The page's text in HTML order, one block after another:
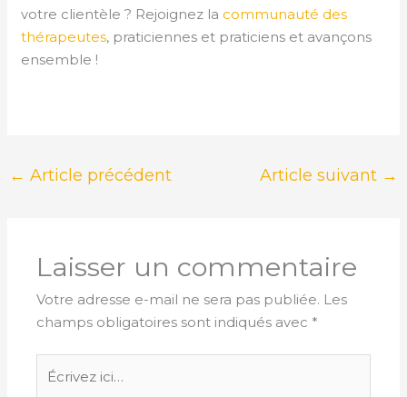
votre clientèle ? Rejoignez la communauté des
thérapeutes, praticiennes et praticiens et avançons
ensemble !
← Article précédent Article suivant →
Laisser un commentaire
Votre adresse e-mail ne sera pas publiée. Les
champs obligatoires sont indiqués avec *
ici…